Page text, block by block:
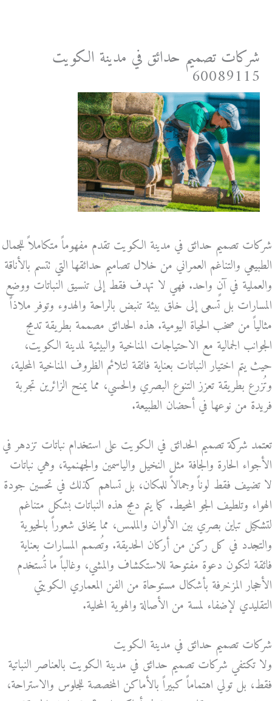
المحتوىشركات تصميم حدائق في مدينة الكويت
60089115
شركات تصميم حدائق في مدينة الكويت تقدم مفهوماً متكاملاً للجمال
الطبيعي والتناغم العمراني من خلال تصاميم حدائقها التي تتسم بالأناقة
والعملية في آنٍ واحد. فهي لا تهدف فقط إلى تنسيق النباتات ووضع
المسارات بل تسعى إلى خلق بيئة تنبض بالراحة والهدوء وتوفر ملاذاً
مثالياً من صخب الحياة اليومية. هذه الحدائق مصممة بطريقة تدمج
الجوانب الجمالية مع الاحتياجات المناخية والبيئية لمدينة الكويت،
حيث يتم اختيار النباتات بعناية فائقة لتلائم الظروف المناخية المحلية،
وتُزرع بطريقة تعزز التنوع البصري والحسي، مما يمنح الزائرين تجربة
فريدة من نوعها في أحضان الطبيعة.
تعتمد شركة تصميم الحدائق في الكويت على استخدام نباتات تزدهر في
الأجواء الحارة والجافة مثل النخيل والياسمين والجهنمية، وهي نباتات
لا تضيف فقط لوناً وجمالاً للمكان، بل تساهم كذلك في تحسين جودة
الهواء وتلطيف الجو المحيط. كما يتم دمج هذه النباتات بشكل متناغم
لتشكيل تباين بصري بين الألوان والملمس، مما يخلق شعوراً بالحيوية
والتجدد في كل ركن من أركان الحديقة. وتُصمم المسارات بعناية
فائقة لتكون دعوة مفتوحة للاستكشاف والمشي، وغالباً ما تُستخدم
الأحجار المزخرفة بأشكال مستوحاة من الفن المعماري الكويتي
التقليدي لإضفاء لمسة من الأصالة والهوية المحلية.
شركات تصميم حدائق في مدينة الكويت
ولا تكتفي شركات تصميم حدائق في مدينة الكويت بالعناصر النباتية
فقط، بل تولي اهتماماً كبيراً بالأماكن المخصصة للجلوس والاستراحة،